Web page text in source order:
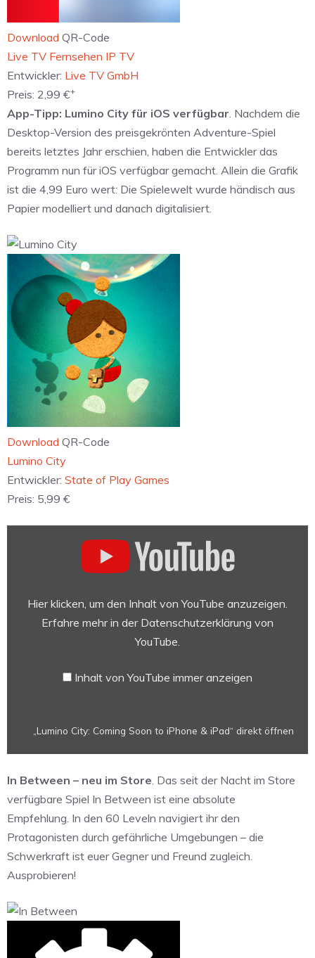
Download QR-Code
‎Live TV Fernsehen IP TV
Entwickler: Live TV GmbH
Preis: 2,99 €+
App-Tipp: Lumino City für iOS verfügbar. Nachdem die
Desktop-Version des preisgekrönten Adventure-Spiel
bereits letztes Jahr erschien, haben die Entwickler das
Programm nun für iOS verfügbar gemacht. Allein die Grafik
ist die 4,99 Euro wert: Die Spielewelt wurde händisch aus
Papier modelliert und danach digitalisiert.
Download QR-Code
‎Lumino City
Entwickler: State of Play Games
Preis: 5,99 €
Hier klicken, um den Inhalt von YouTube anzuzeigen.
Erfahre mehr in der Datenschutzerklärung von
YouTube.
Inhalt von YouTube immer anzeigen
„Lumino City: Coming Soon to iPhone & iPad“ direkt öffnen
In Between – neu im Store. Das seit der Nacht im Store
verfügbare Spiel In Between ist eine absolute
Empfehlung. In den 60 Leveln navigiert ihr den
Protagonisten durch gefährliche Umgebungen – die
Schwerkraft ist euer Gegner und Freund zugleich.
Ausprobieren!